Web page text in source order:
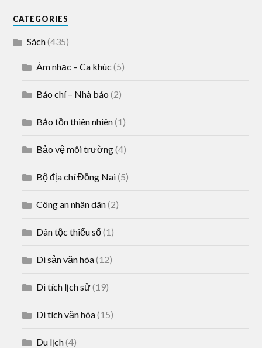
CATEGORIES
Sách(435)
Âm nhạc – Ca khúc (5)
Báo chí – Nhà báo (2)
Bảo tồn thiên nhiên(1)
Bảo vệ môi trường(4)
Bộ địa chí Đồng Nai(5)
Công an nhân dân(2)
Dân tộc thiểu số(1)
Di sản văn hóa(12)
Di tích lịch sử(19)
Di tích văn hóa(15)
Du lịch(4)